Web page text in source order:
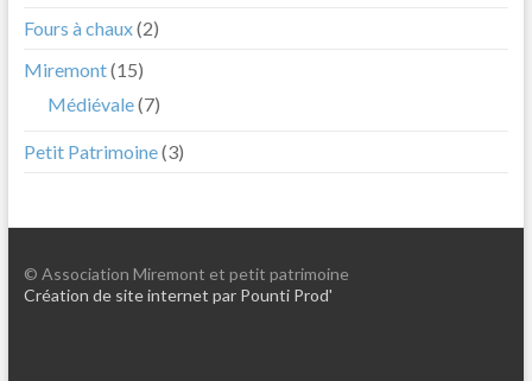
Fours à chaux(2)
Miremont(15)
Médiévale(7)
Petit Patrimoine(3)
© Association Miremont et petit patrimoine
Création de site internet par Pounti Prod'